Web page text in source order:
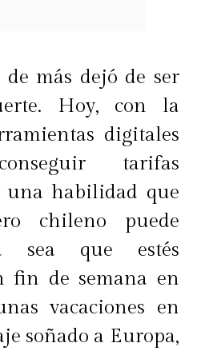
más dejó de ser
Hoy, con la
digitales
tarifas
una habilidad que
chileno puede
sea que estés
fin de semana en
vacaciones en
soñado a Europa,